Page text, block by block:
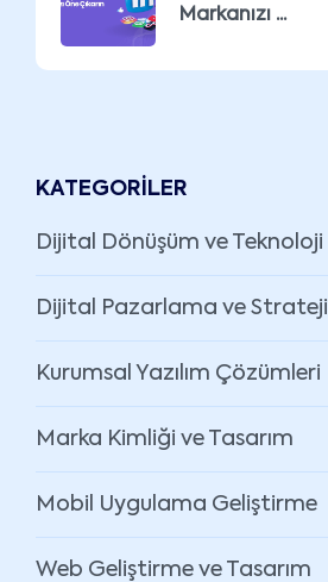
Markanızı ...
KATEGORILER
Dijital Dönüşüm ve Teknoloji
Dijital Pazarlama ve Strateji
Kurumsal Yazılım Çözümleri
Marka Kimliği ve Tasarım
Mobil Uygulama Geliştirme
Web Geliştirme ve Tasarım